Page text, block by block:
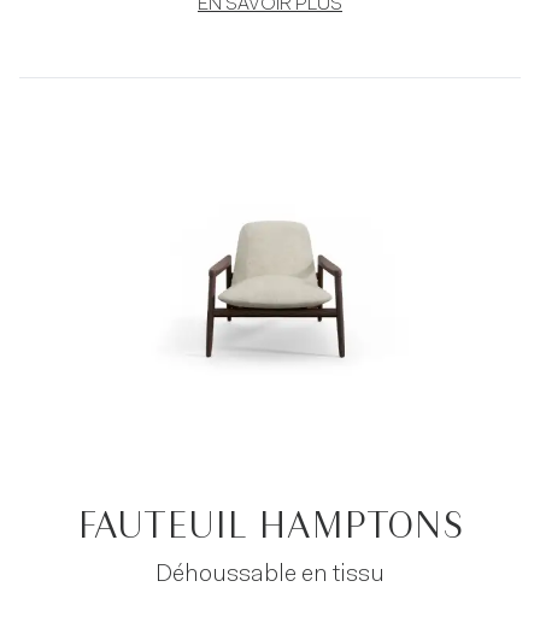
EN SAVOIR PLUS
FAUTEUIL HAMPTONS
Déhoussable en tissu